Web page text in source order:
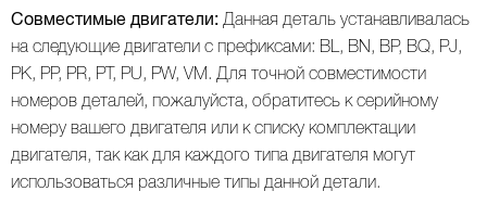
Совместимые двигатели: Данная деталь устанавливалась
на следующие двигатели с префиксами: BL, BN, BP, BQ, PJ,
PK, PP, PR, PT, PU, ​​PW, VM. Для точной совместимости
номеров деталей, пожалуйста, обратитесь к серийному
номеру вашего двигателя или к списку комплектации
двигателя, так как для каждого типа двигателя могут
использоваться различные типы данной детали.